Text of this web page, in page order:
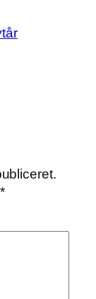
*